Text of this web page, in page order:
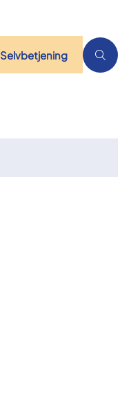
Selvbetjening